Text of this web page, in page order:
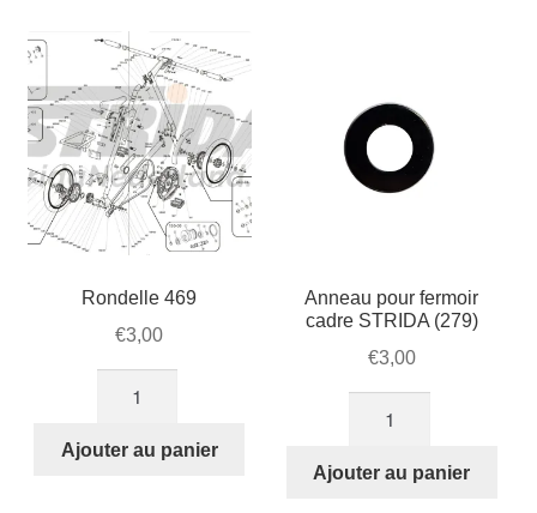
Rondelle 469
€3,00
Rondelle
Ajouter au panier
Anneau pour fermoir
cadre STRIDA (279)
€3,00
Anneau
Ajouter au panier